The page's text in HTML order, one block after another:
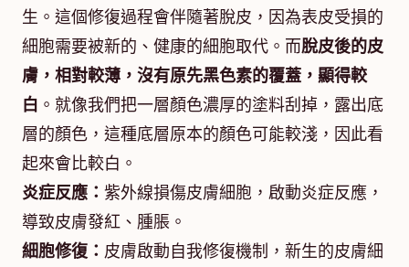
生。這個修復過程會伴隨著脫皮，因為表皮受損的
細胞需要被新的、健康的細胞取代。而脫皮後的皮
膚，相對較薄，沒有原先黑色素的覆蓋，顯得較
白 。就像我們把一層顏色濃厚的塗料刮掉，露出底
層的顏色，這種底層原本的顏色可能較淺，因此看
起來會比較白。
炎症反應： 紫外線損傷皮膚細胞，啟動炎症反應，
導致皮膚發紅、腫脹。
細胞修復： 皮膚啟動自我修復機制，新生的皮膚細